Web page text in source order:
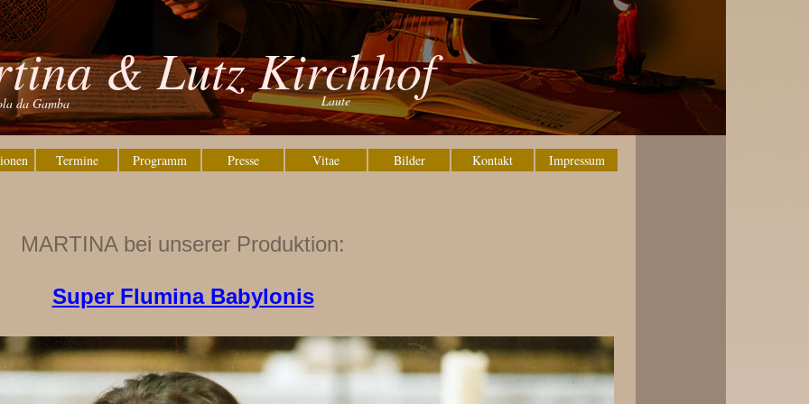
Termine Programm Presse Vitae Bilder Kontakt Impressum
& Lutz Kirchhof
da Gamba Laute
MARTINA bei unserer Produktion:
Super Flumina Babylonis